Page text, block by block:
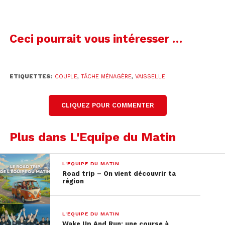
Ceci pourrait vous intéresser …
ETIQUETTES: COUPLE, TÂCHE MÉNAGÈRE, VAISSELLE
CLIQUEZ POUR COMMENTER
Plus dans L'Equipe du Matin
L'EQUIPE DU MATIN
Road trip – On vient découvrir ta
région
L'EQUIPE DU MATIN